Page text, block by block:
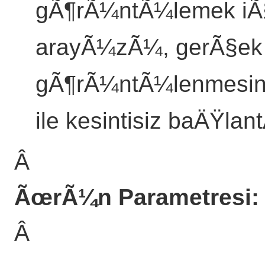
gÃ¶rÃ¼ntÃ¼lemek
arayÃ¼zÃ¼,
ile kesintisiz
Â
ÃœrÃ¼n Parametresi:
Â